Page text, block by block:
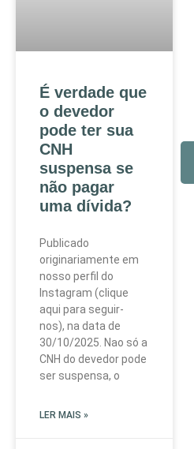
É verdade que
o devedor
pode ter sua
CNH
suspensa se
não pagar
uma dívida?
Publicado
originariamente em
nosso perfil do
Instagram (clique
aqui para seguir-
nos), na data de
30/10/2025. Nao só a
CNH do devedor pode
ser suspensa, o
LER MAIS »